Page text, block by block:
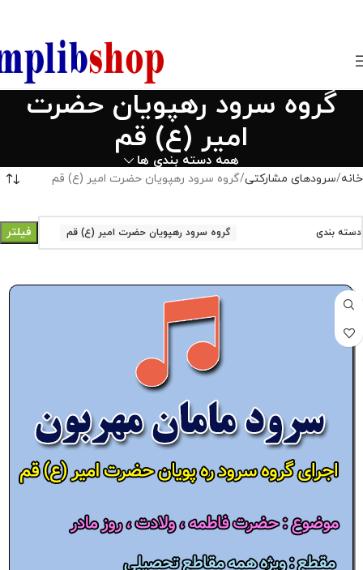
گروه سرود رهپویان حضرت
امیر (ع) قم
همه دسته بندی ها
خانه سرودهای مشارکتی گروه سرود رهپویان حضرت امیر (ع) قم
دسته بندی گروه سرود رهپویان حضرت امیر (ع) قم فیلتر